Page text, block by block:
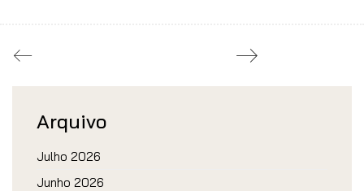
Arquivo
Julho 2026
Junho 2026